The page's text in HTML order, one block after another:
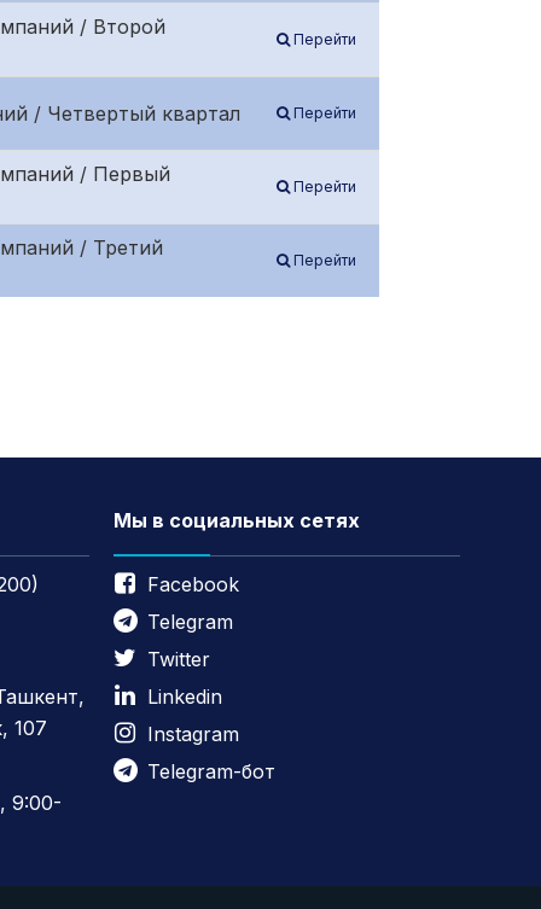
/ Второй
Перейти
/ Четвертый квартал Перейти
/ Первый
Перейти
/ Третий
Перейти
107
9:00-
Мы в социальных сетях
Facebook
Telegram
Twitter
Linkedin
Instagram
Telegram-бот